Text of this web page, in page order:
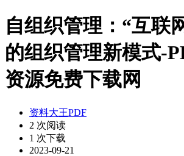
自组织管理：“互联
的组织管理新模式-
资源免费下载网
资料大王PDF
2 次阅读
1 次下载
2023-09-21